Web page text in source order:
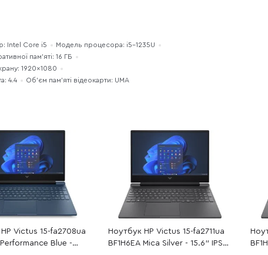
Intel Core i5
Модель процесора: i5-1235U
пам’яті: 16 ГБ
1920×1080
4.4 Об’єм пам’яті відеокарти: UMA
Victus 15-fa2708ua
Performance Blue -
Ноутбук HP Victus 15-fa2711ua
BF1H6EA Mica Silver - 15.6" IPS